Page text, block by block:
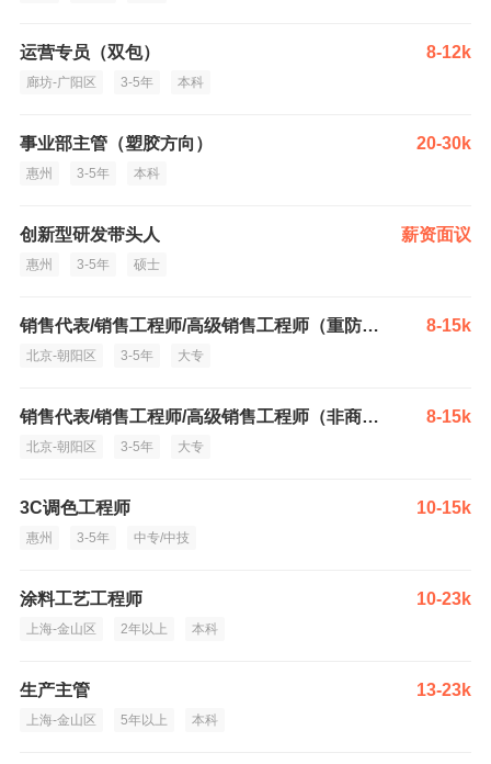
运营专员（双包） 8-12k
廊坊-广阳区 3-5年 本科
事业部主管（塑胶方向） 20-30k
惠州 3-5年 本科
创新型研发带头人 薪资面议
惠州 3-5年 硕士
销售代表/销售工程师/高级销售工程师（重防腐钢结构） 8-15k
北京-朝阳区 3-5年 大专
销售代表/销售工程师/高级销售工程师（非商住） 8-15k
北京-朝阳区 3-5年 大专
3C调色工程师 10-15k
惠州 3-5年 中专/中技
涂料工艺工程师 10-23k
上海-金山区 2年以上 本科
生产主管 13-23k
上海-金山区 5年以上 本科